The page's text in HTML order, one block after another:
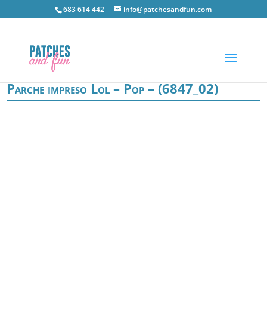
683 614 442 info@patchesandfun.com
Parche impreso Lol – Pop – (6847_02)